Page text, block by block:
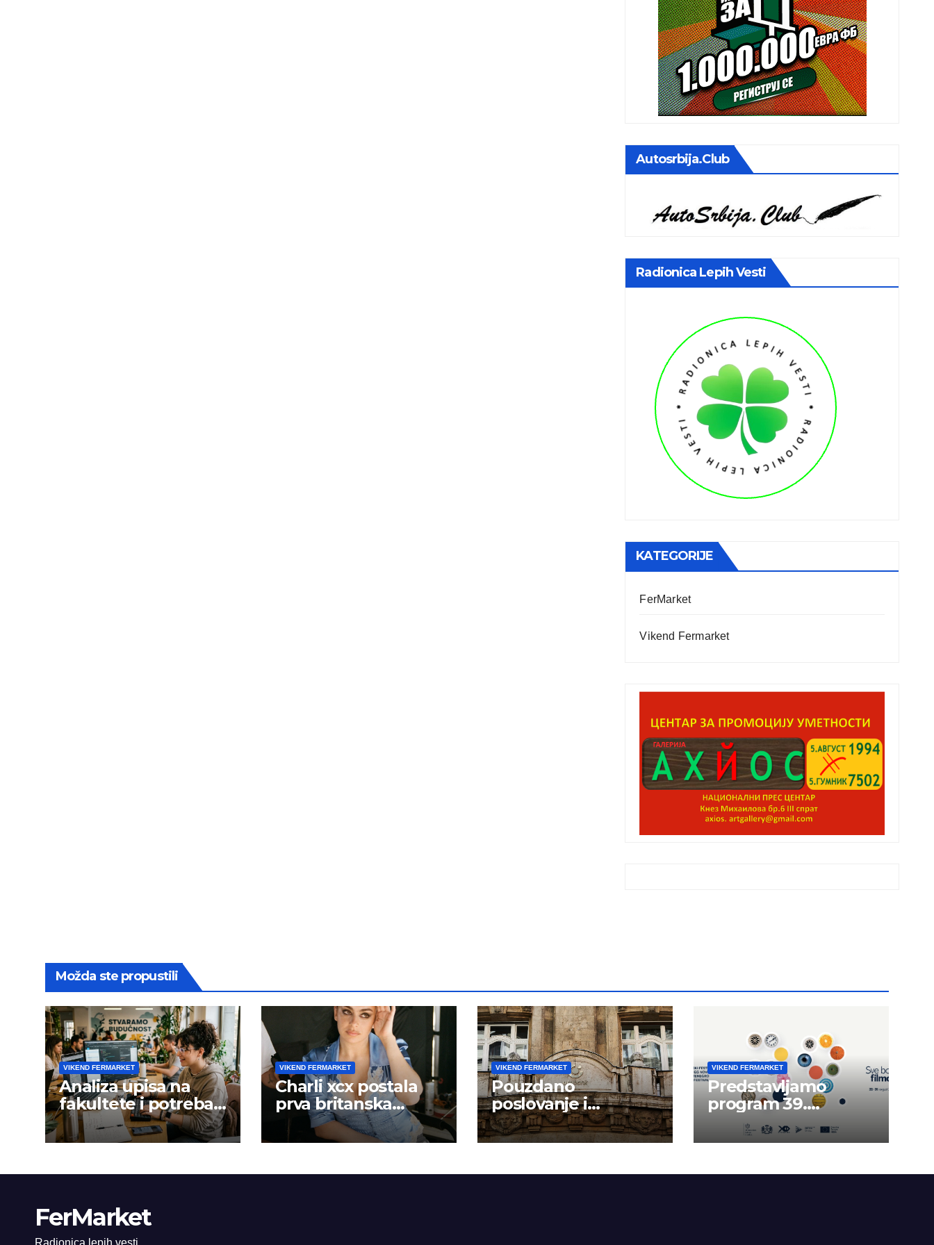
Autosrbija.club
Radionica Lepih Vesti
KATEGORIJE
FerMarket
Vikend Fermarket
Možda ste propustili
VIKEND FERMARKET
Analiza upisa na
fakultete i potreba
tržišta rada
VIKEND FERMARKET
Charli xcx postala
prva britanska
pevačica sa dva
albuma na prvom
kalendarskoj godini
VIKEND FERMARKET
Pouzdano
poslovanje i
kontinuitet rasta
VIKEND FERMARKET
Predstavljamo
program 39.
Filmskog festivala u
Herceg Novom
FerMarket
Radionica lepih vesti